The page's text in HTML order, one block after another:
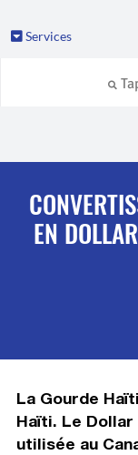
Services
EN
La Gourde
Haïti. Le Dollar
utilisée au